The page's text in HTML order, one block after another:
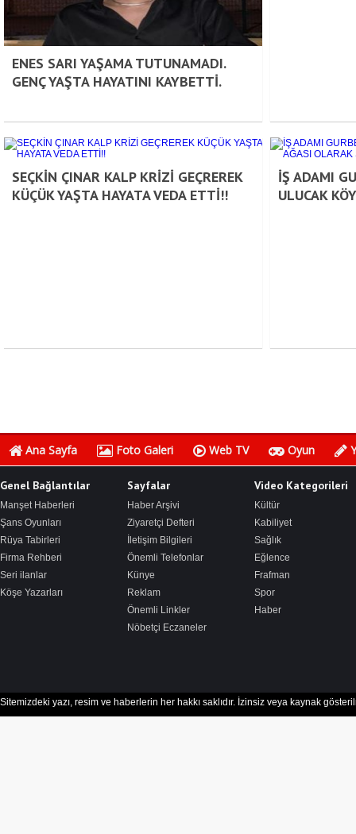
ENES SARI YAŞAMA TUTUNAMADI.
GENÇ YAŞTA HAYATINI KAYBETTİ.
SEÇKİN ÇINAR KALP KRİZİ GEÇREREK
KÜÇÜK YAŞTA HAYATA VEDA ETTİ!!
İŞ ADAMI
ULUCAK
Ana Sayfa Foto Galeri Web TV Oyun
Genel Bağlantılar
Manşet Haberleri
Şans Oyunları
Rüya Tabirleri
Firma Rehberi
Seri ilanlar
Köşe Yazarları
Sayfalar
Haber Arşivi
Ziyaretçi Defteri
İletişim Bilgileri
Önemli Telefonlar
Künye
Reklam
Önemli Linkler
Nöbetçi Eczaneler
Video Kategorileri
Kültür
Kabiliyet
Sağlık
Eğlence
Frafman
Spor
Haber
Sitemizdeki yazı, resim ve haberlerin her hakkı saklıdır. İzinsiz veya kaynak